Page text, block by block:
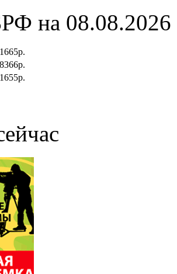
на 08.08.2026